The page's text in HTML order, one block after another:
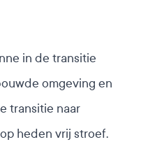
in de transitie
omgeving en
transitie naar
heden vrij stroef.